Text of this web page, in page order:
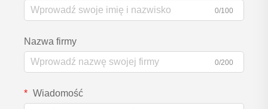
0/100
Nazwa firmy
0/200
Wiadomość